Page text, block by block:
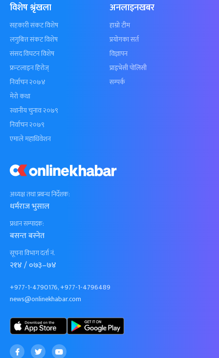
अध्यक्ष तथा प्रबन्ध निर्देशक:
धर्मराज भुसाल
प्रधान सम्पादक:
बसन्त बस्नेत
सूचना विभाग दर्ता नं.
२१४ / ०७३–७४
+977-1-4790176, +977-1-4796489
news@onlinekhabar.com
विशेष श्रृंखला
सहकारी संकट विशेष
लगुबित्त संकट विशेष
संसद विघटन विशेष
फ्रन्टलाइन हिरोज्
निर्वाचन २०७४
मेरो कथा
स्थानीय चुनाव २०७९
निर्वाचन २०७९
एमाले महाधिवेशन
अनलाइनखबर
हाम्रो टीम
प्रयोगका सर्त
विज्ञापन
प्राइभेसी पोलिसी
सम्पर्क